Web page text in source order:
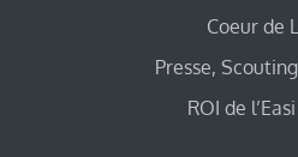
Coeur de
Presse,
ROI de